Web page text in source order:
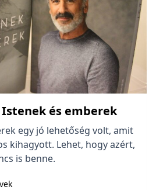
és emberek
egy jó lehetőség volt, amit
kihagyott. Lehet, hogy azért,
is benne.